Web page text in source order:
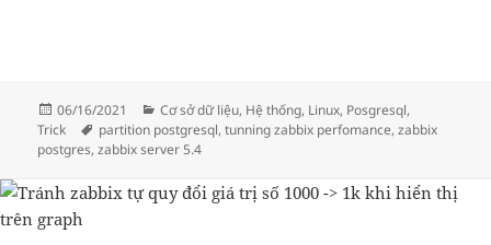
Đăng
vào
ngày
06/16/2021
Danh
mục
Cơ sở dữ liệu, Hệ thống, Linux, Posgresql,
Trick
Thẻ
partition postgresql,tunning zabbix perfomance,zabbix
postgres,zabbix server 5.4